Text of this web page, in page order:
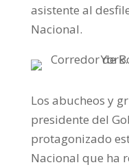
asistente al
Nacional.
Los abucheos y
presidente del
protagonizado
Nacional que ha